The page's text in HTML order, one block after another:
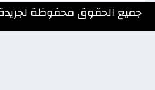
جميع الحقوق محفوظة لجريدة